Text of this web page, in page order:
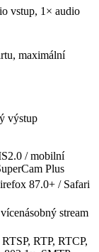
vstup, 1× audio
maximální
výstup
/ mobilní
Plus
87.0+ / Safari
stream
RTP, RTCP,